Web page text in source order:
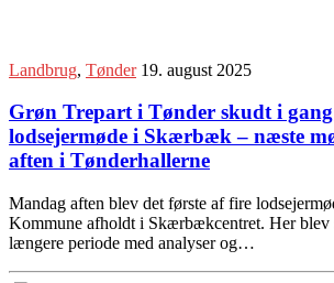
Landbrug, Tønder 19. august 2025
Grøn Trepart i Tønder skudt i
lodsejermøde i Skærbæk – næste
aften i Tønderhallerne
Mandag aften blev det første af fire
Kommune afholdt i Skærbækcentret. Her blev
længere periode med analyser og…